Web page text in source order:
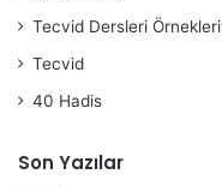
Tecvid Dersleri
Tecvid
40 Hadis
Son Yazılar